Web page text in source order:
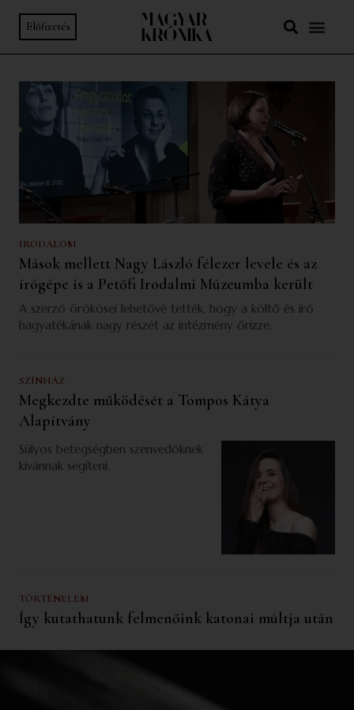
Előfizetés
IRODALOM
Mások mellett Nagy László félezer levele és az
írógépe is a Petőfi Irodalmi Múzeumba került
A szerző örökösei lehetővé tették, hogy a költő és író
hagyatékának nagy részét az intézmény őrizze.
SZÍNHÁZ
Megkezdte működését a Tompos Kátya
Alapítvány
Súlyos betegségben szenvedőknek
kívánnak segíteni.
TÖRTÉNELEM
Így kutathatunk felmenőink katonai múltja után